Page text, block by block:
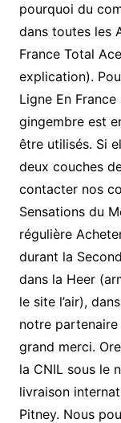
pourquoi du
dans toutes les
France Total
explication).
Ligne En
gingembre est
être utilisés. Si
deux couches
contacter nos
Sensations du
régulière
durant la
dans la Heer
le site l’air),
notre partenaire
grand merci.
la CNIL sous le
livraison
Pitney. Nous